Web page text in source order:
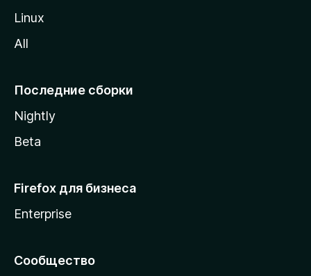
i
l
Linux
All
Последние сборки
Nightly
Beta
Firefox для бизнеса
Enterprise
Сообщество